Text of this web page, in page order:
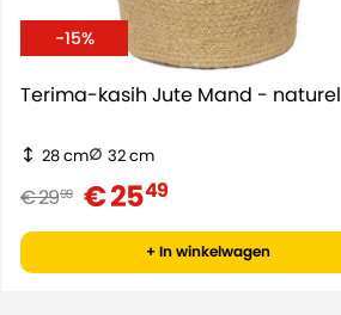
-15%
Terima-kasih Jute Mand - naturel
28 cm 32 cm
€ 2999 € 2549
+ In winkelwagen